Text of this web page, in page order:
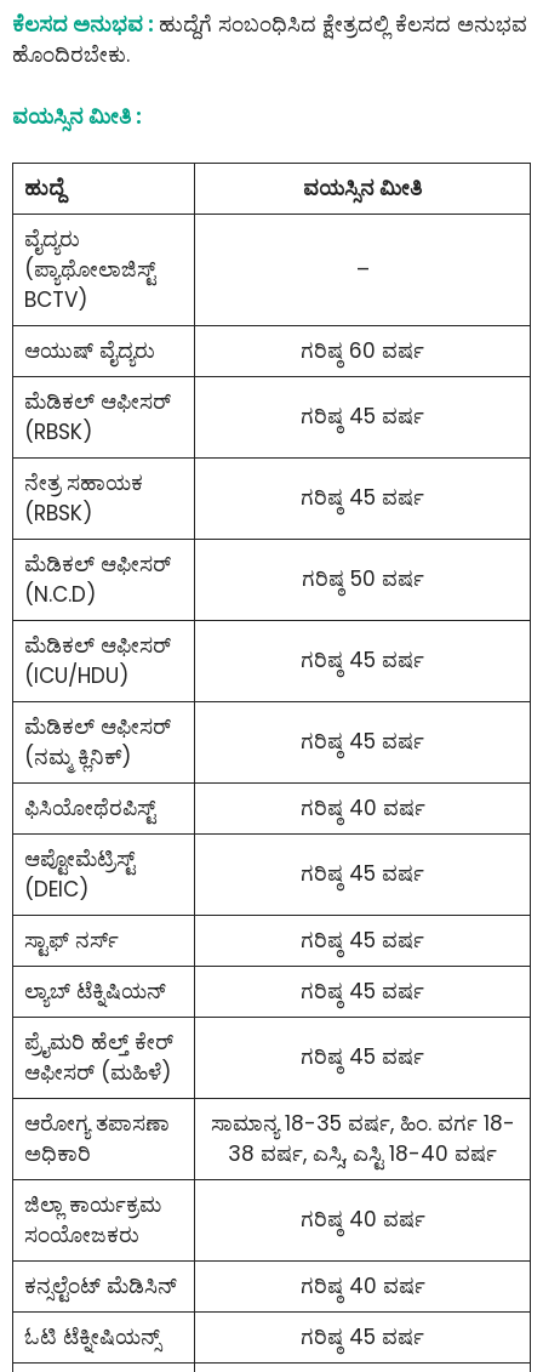
ಕೆಲಸದ ಅನುಭವ : ಹುದ್ದೆಗೆ ಸಂಬಂಧಿಸಿದ ಕ್ಷೇತ್ರದಲ್ಲಿ ಕೆಲಸದ ಅನುಭವ
ಹೊಂದಿರಬೇಕು.
ವಯಸ್ಸಿನ ಮೀತಿ :
ಹುದ್ದೆ
ವಯಸ್ಸಿನ ಮೀತಿ
ವೈದ್ಯರು
(ಪ್ಯಾಥೋಲಾಜಿಸ್ಟ್
BCTV)
–
ಆಯುಷ್ ವೈದ್ಯರು
ಗರಿಷ್ಠ 60 ವರ್ಷ
ಮೆಡಿಕಲ್ ಆಫೀಸರ್
(RBSK)
ಗರಿಷ್ಠ 45 ವರ್ಷ
ನೇತ್ರ ಸಹಾಯಕ
(RBSK)
ಗರಿಷ್ಠ 45 ವರ್ಷ
ಮೆಡಿಕಲ್ ಆಫೀಸರ್
(N.C.D)
ಗರಿಷ್ಠ 50 ವರ್ಷ
ಮೆಡಿಕಲ್ ಆಫೀಸರ್
(ICU/HDU)
ಗರಿಷ್ಠ 45 ವರ್ಷ
ಮೆಡಿಕಲ್ ಆಫೀಸರ್
(ನಮ್ಮ ಕ್ಲಿನಿಕ್)
ಗರಿಷ್ಠ 45 ವರ್ಷ
ಫಿಸಿಯೋಥೆರಪಿಸ್ಟ್
ಗರಿಷ್ಠ 40 ವರ್ಷ
ಆಪ್ಟೋಮೆಟ್ರಿಸ್ಟ್
(DEIC)
ಗರಿಷ್ಠ 45 ವರ್ಷ
ಸ್ಟಾಫ್ ನರ್ಸ್
ಗರಿಷ್ಠ 45 ವರ್ಷ
ಲ್ಯಾಬ್ ಟೆಕ್ನಿಷಿಯನ್
ಗರಿಷ್ಠ 45 ವರ್ಷ
ಪ್ರೈಮರಿ ಹೆಲ್ತ್ ಕೇರ್
ಆಫೀಸರ್ (ಮಹಿಳೆ)
ಗರಿಷ್ಠ 45 ವರ್ಷ
ಆರೋಗ್ಯ ತಪಾಸಣಾ
ಅಧಿಕಾರಿ
ಸಾಮಾನ್ಯ 18-35 ವರ್ಷ, ಹಿಂ. ವರ್ಗ 18-
38 ವರ್ಷ, ಎಸ್ಸಿ, ಎಸ್ಟಿ 18-40 ವರ್ಷ
ಜಿಲ್ಲಾ ಕಾರ್ಯಕ್ರಮ
ಸಂಯೋಜಕರು
ಗರಿಷ್ಠ 40 ವರ್ಷ
ಕನ್ಸಲ್ಟೆಂಟ್ ಮೆಡಿಸಿನ್
ಗರಿಷ್ಠ 40 ವರ್ಷ
ಓಟಿ ಟೆಕ್ನೀಷಿಯನ್ಸ್
ಗರಿಷ್ಠ 45 ವರ್ಷ